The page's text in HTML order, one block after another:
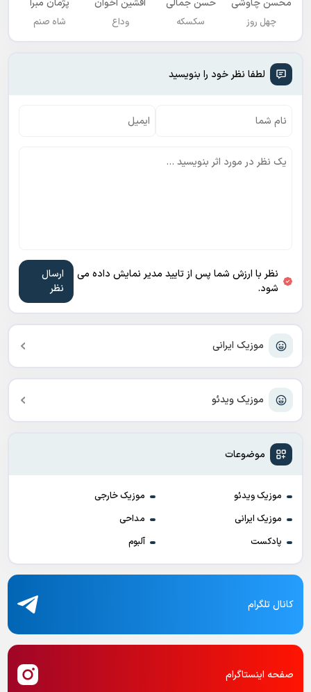
موزیک ایرانی
موزیک ویدئو
موضوعات
موزیک ویدئو
موزیک خارجی
موزیک ایرانی
مداحی
پادکست
آلبوم
محسن چاوشی
چهل روز
حسن جمالی
سکسکه
افشين اخوان
وداع
پژمان مبرا
شاه صنم
لطفا نظر خود را بنویسید
نظر با ارزش شما پس از تایید مدیر نمایش داده می
شود.
کانال تلگرام
صفحه اینستاگرام